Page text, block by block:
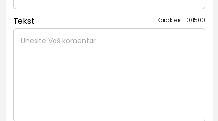
Tekst Karaktera: 0/1500